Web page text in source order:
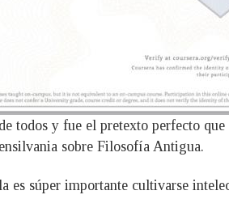
y fue el pretexto perfecto que
sobre Filosofía Antigua.
es súper importante cultivarse